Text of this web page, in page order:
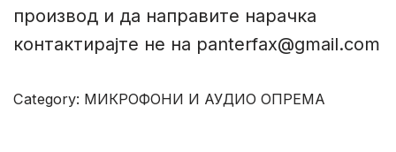
производ и да направите нарачка
контактирајте не на panterfax@gmail.com
Category: МИКРОФОНИ И АУДИО ОПРЕМА